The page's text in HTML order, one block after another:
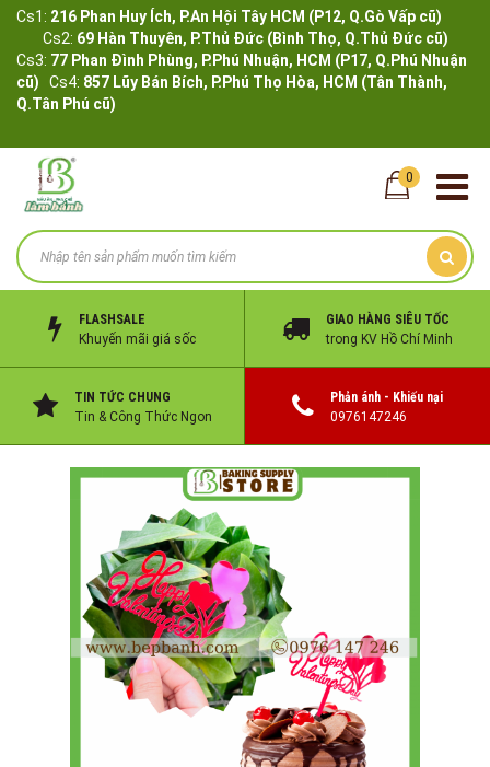
Cs1: 216 Phan Huy Ích, P.An Hội Tây HCM (P12, Q.Gò Vấp cũ)
Cs2: 69 Hàn Thuyên, P.Thủ Đức (Bình Thọ, Q.Thủ Đức cũ)
Cs3: 77 Phan Đình Phùng, P.Phú Nhuận, HCM (P17, Q.Phú Nhuận
cũ) Cs4: 857 Lũy Bán Bích, P.Phú Thọ Hòa, HCM (Tân Thành,
Q.Tân Phú cũ)
0
FLASHSALE
Khuyến mãi giá sốc
GIAO HÀNG SIÊU TỐC
trong KV Hồ Chí Minh
TIN TỨC CHUNG
Tin & Công Thức Ngon
Phản ánh - Khiếu nại
0976147246